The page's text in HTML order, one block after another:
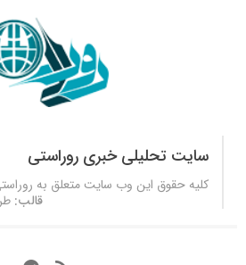
سایت تحلیلی خبری روراستی
کلیه حقوق این وب سایت متعلق به
قالب: